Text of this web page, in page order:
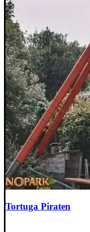
Tortuga Piraten